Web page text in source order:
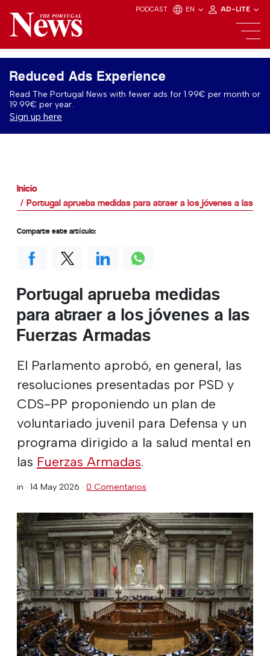
PODCAST EN AD-LITE
Reduced Ads Experience
Read The Portugal News with fewer ads for 1.99€ per month or
19.99€ per year.
Sign up here
Inicio
Portugal aprueba medidas para atraer a los jóvenes a las
Portugal aprueba medidas
para atraer a los jóvenes a las
Fuerzas Armadas
El Parlamento aprobó, en general, las
resoluciones presentadas por PSD y
CDS-PP proponiendo un plan de
voluntariado juvenil para Defensa y un
programa dirigido a la salud mental en
las Fuerzas Armadas.
in · 14 May 2026 · 0 Comentarios
Comparte este artículo: